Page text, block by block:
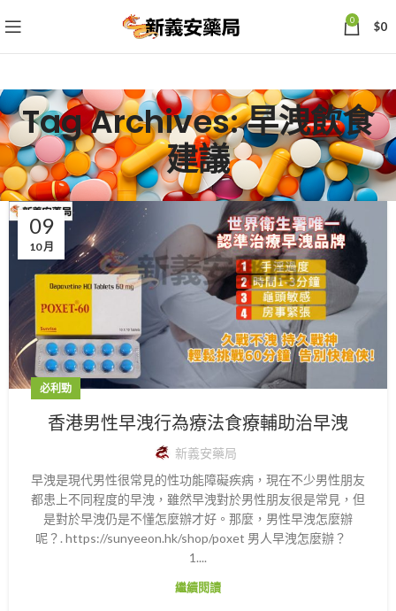
0 $0
Tag Archives: 早洩飲食
建議
09
10 月
必利勁
香港男性早洩行為療法食療輔助治早洩
新義安藥局
早洩是現代男性很常見的性功能障礙疾病，現在不少男性朋友
都患上不同程度的早洩，雖然早洩對於男性朋友很是常見，但
是對於早洩仍是不懂怎麼辦才好。那麼，男性早洩怎麼辦
呢？. https://sunyeeon.hk/shop/poxet 男人早洩怎麼辦？
1....
繼續閱讀